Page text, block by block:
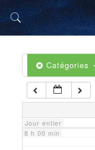
Catégories
Jour entier
5 h 00 min
6 h 00 min
7 h 00 min
8 h 00 min